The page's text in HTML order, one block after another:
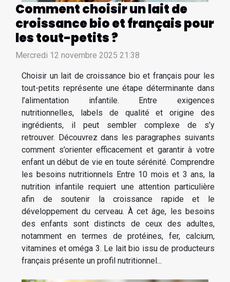
Comment choisir un lait de
croissance bio et français pour
les tout-petits ?
Mercredi 12 novembre 2025 21:38
Choisir un lait de croissance bio et français pour les
tout-petits représente une étape déterminante dans
l’alimentation infantile. Entre exigences
nutritionnelles, labels de qualité et origine des
ingrédients, il peut sembler complexe de s’y
retrouver. Découvrez dans les paragraphes suivants
comment s’orienter efficacement et garantir à votre
enfant un début de vie en toute sérénité. Comprendre
les besoins nutritionnels Entre 10 mois et 3 ans, la
nutrition infantile requiert une attention particulière
afin de soutenir la croissance rapide et le
développement du cerveau. À cet âge, les besoins
des enfants sont distincts de ceux des adultes,
notamment en termes de protéines, fer, calcium,
vitamines et oméga 3. Le lait bio issu de producteurs
français présente un profil nutritionnel...